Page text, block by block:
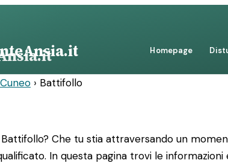
Homepage
› Battifollo
Che tu stia attraversando un
In questa pagina trovi le